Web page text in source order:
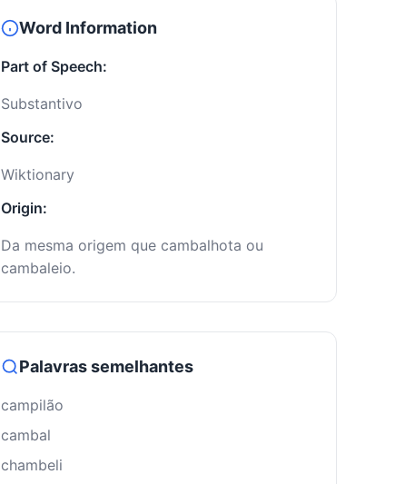
Word Information
Part of Speech:
Substantivo
Source:
Wiktionary
Origin:
Da mesma origem que cambalhota ou
cambaleio.
Palavras semelhantes
campilão
cambal
chambeli